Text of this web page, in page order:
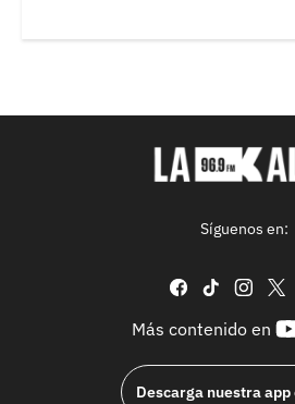
Síguenos en:
facebook
tiktok
Más contenido en
Descarga nuestra app